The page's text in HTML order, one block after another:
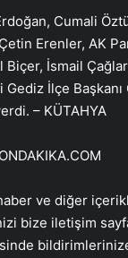
Cumali
Erenler, AK
İsmail Çağlar
İlçe Başkanı
– KÜTAHYA
ve diğer
bize iletişim